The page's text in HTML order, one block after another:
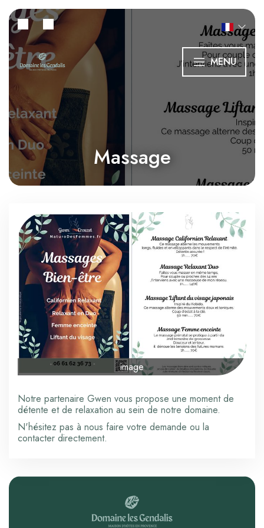
MENU
Massage
image
Notre partenaire Gwen vous propose une moment de
détente et de relaxation au sein de notre domaine.
N'hésitez pas à nous faire votre demande ou la
contacter directement.